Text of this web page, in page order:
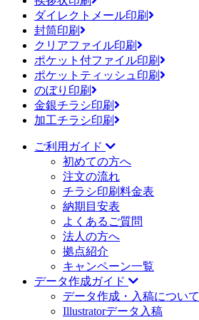
ダイレクトメール印刷
封筒印刷
クリアファイル印刷
ポケット付ファイル印刷
ポケットティッシュ印刷
のぼり印刷
金銀チラシ印刷
加工チラシ印刷
ご利用ガイド
初めての方へ
注文の流れ
チラシ印刷料金表
納期目安表
よくあるご質問
法人の方へ
拠点紹介
キャンペーン一覧
データ作成ガイド
データ作成・入稿について
Illustratorデータ入稿